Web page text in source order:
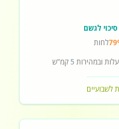
לגשם
לחות
ובמהירות 5 קמ"ש
לשבועיים